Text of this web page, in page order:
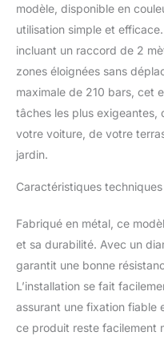
modèle, disponible en
utilisation simple et
incluant un raccord de 2
zones éloignées sans
maximale de 210 bars, cet
tâches les plus
votre voiture, de votre
jardin.
Caractéristiques techniques
Fabriqué en métal, ce
et sa durabilité. Avec un
garantit une bonne
L’installation se fait
assurant une fixation fiable
ce produit reste facilement